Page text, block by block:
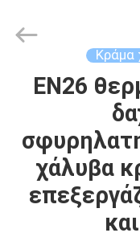
ΣΠΊΤΙ
ΠΡΟΪΌΝΤΑ
ΒΊΝΤΕΟ
Flange
Κράμα
EN26
χάλυβα